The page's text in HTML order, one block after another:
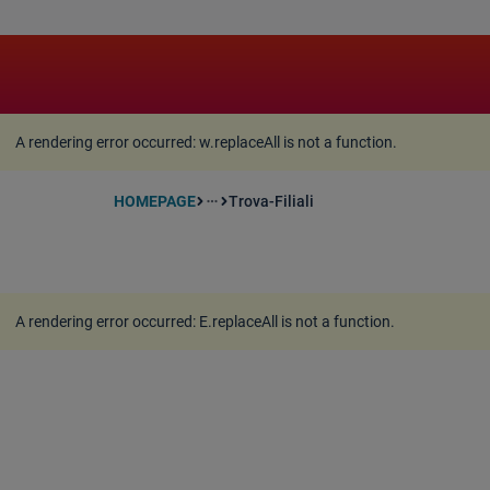
A rendering error occurred:w.replaceAll is not a function
A rendering error occurred:w.replaceAll is not a function.
HOMEPAGE more_horiz Trova-Filiali
A rendering error occurred: E.replaceAll is not a function.